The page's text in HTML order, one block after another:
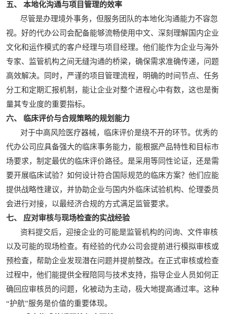
五、 本地化沟通与项目管理的效率
尽管是办理境外事务，但服务团队的本地化沟通能力不容忽
视。好的代办公司会配备能够流畅使用中文、深刻理解国内企业
文化和运作模式的客户经理与项目经理。他们能作为企业与海外
专家、监管机构之间无缝沟通的桥梁，确保需求准确传递，问题
高效解决。同时，严谨的项目管理流程，明确的时间节点、任务
分工和定期汇报机制，能让企业对整个进程心中有数，这也是衡
量其专业度的重要指标。
六、 临床评价与合规策略的规划能力
对于中高风险医疗器械，临床评价是绕不开的环节。优秀的
代办公司应具备强大的临床事务能力，能根据产品特性和目标市
场要求，制定最优的临床评价路径。是采用等同性论证，还是需
要开展临床试验？如何设计符合国际规范的临床方案？他们应能
提供战略性建议，并协助企业与国内外临床试验机构、伦理委员
会进行对接，以最经济合规的方式满足监管要求。
七、 应对审核与现场检查的实战经验
资料提交后，迎接企业的可能是监管机构的问询、文件审核
以及可能的现场检查。有经验的代办公司会提前进行模拟审核或
预检査，帮助企业发现潜在问题并提前整改。在正式审核或检查
过程中，他们能提供全程陪同与技术支持，指导企业人员如何正
确回应审核员的问题，化被动为主动，极大地提高通过率。这种
“护航”服务是价值的重要体现。